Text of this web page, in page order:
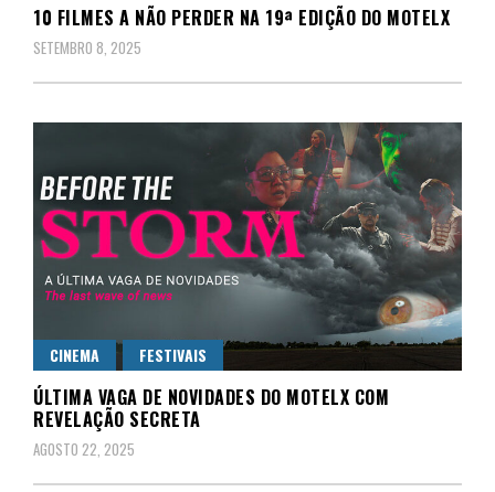
10 FILMES A NÃO PERDER NA 19ª EDIÇÃO DO MOTELX
SETEMBRO 8, 2025
CINEMA FESTIVAIS
ÚLTIMA VAGA DE NOVIDADES DO MOTELX COM
REVELAÇÃO SECRETA
AGOSTO 22, 2025